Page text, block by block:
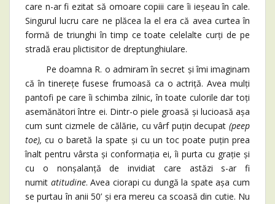
care n-ar fi ezitat să omoare copiii care îi ieșeau în cale.
Singurul lucru care ne plăcea la el era că avea curtea în
formă de triunghi în timp ce toate celelalte curți de pe
stradă erau plictisitor de dreptunghiulare.
Pe doamna R. o admiram în secret și îmi imaginam
că în tinerețe fusese frumoasă ca o actriță. Avea mulți
pantofi pe care îi schimba zilnic, în toate culorile dar toți
asemănători între ei. Dintr-o piele groasă și lucioasă așa
cum sunt cizmele de călărie, cu vârf puțin decupat (peep
toe), cu o baretă la spate și cu un toc poate puțin prea
înalt pentru vârsta și conformația ei, îi purta cu grație și
cu o nonșalanță de invidiat care astăzi s-ar fi
numit atitudine. Avea ciorapi cu dungă la spate așa cum
se purtau în anii 50’ și era mereu ca scoasă din cutie. Nu